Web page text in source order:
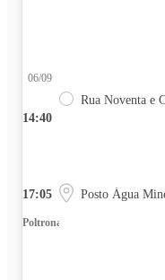
14:40
06/09
Rua Noventa e
17:05 Posto Água
Poltrona